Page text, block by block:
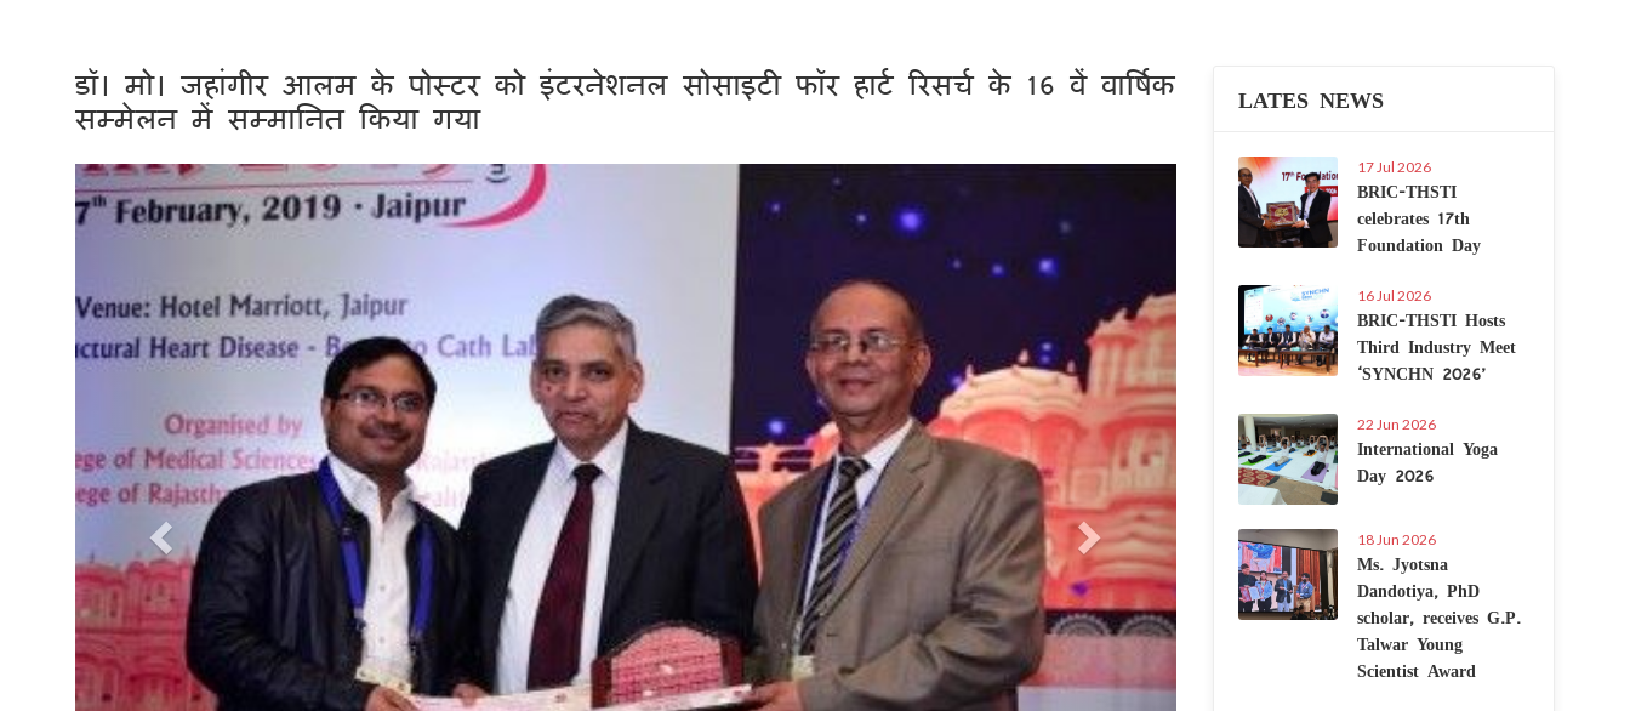
डॉ। मो। जहांगीर आलम के पोस्टर को इंटरनेशनल सोसाइटी फॉर हार्ट रिसर्च के 16 वें वार्षिक
सम्मेलन में सम्मानित किया गया
Previous
LATES NEWS
17 Jul 2026
BRIC-THSTI
celebrates 17th
Foundation Day
16 Jul 2026
BRIC-THSTI Hosts
Third Industry Meet
‘SYNCHN 2026’
22 Jun 2026
International Yoga
Day 2026
18 Jun 2026
Ms. Jyotsna
Dandotiya, PhD
scholar, receives G.P.
Talwar Young
Scientist Award